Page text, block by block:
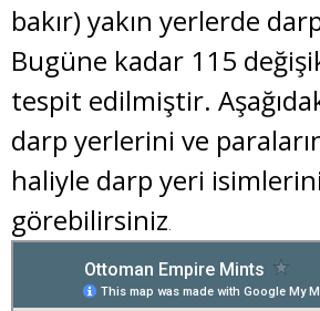
bakır) yakın yerlerde
Bugüne kadar 115
tespit edilmiştir.
darp yerlerini ve
haliyle darp yeri isimlerini
görebilirsiniz.